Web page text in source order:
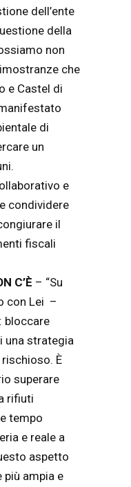
dell’ente
della
non
che
e Castel di
di
un
e
condividere
il
fiscali
C’È – “Su
con Lei –
bloccare
una strategia
È
superare
rifiuti
tempo
e reale a
aspetto
più ampia e